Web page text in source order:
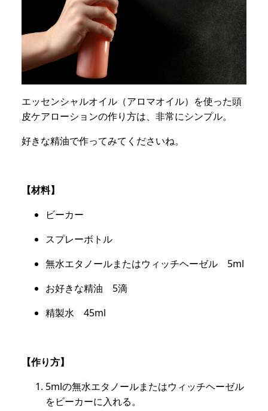
エッセンシャルオイル（アロマオイル）を使った頭
皮ケアローションの作り方は、非常にシンプル。
好きな精油で作ってみてくださいね。
【材料】
ビーカー
スプレーボトル
無水エタノールまたはウィッチヘーゼル 5ml
お好きな精油 5滴
精製水 45ml
【作り方】
5mlの無水エタノールまたはウィッチヘーゼル
をビーカーに入れる。